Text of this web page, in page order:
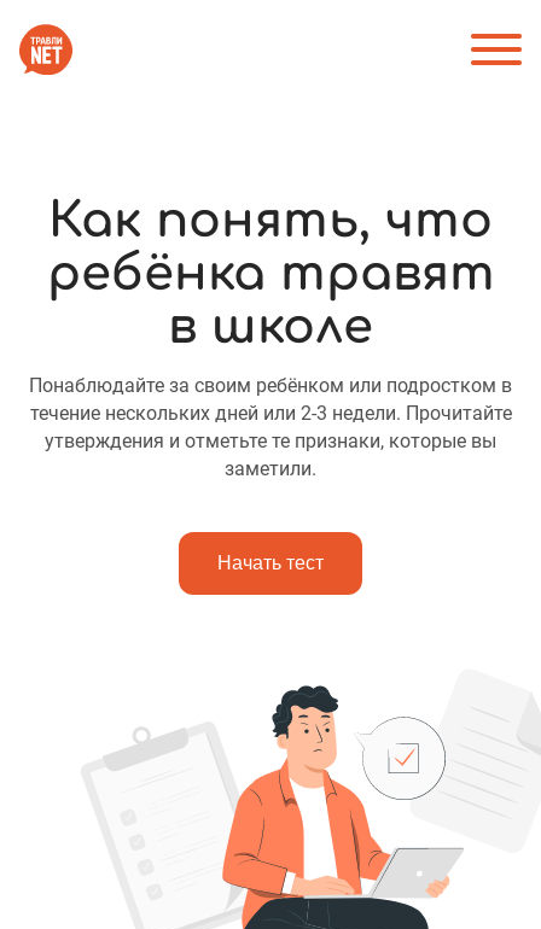
Как понять, что
ребёнка травят
в школе
Понаблюдайте за своим ребёнком или подростком в
течение нескольких дней или 2-3 недели. Прочитайте
утверждения и отметьте те признаки, которые вы
заметили.